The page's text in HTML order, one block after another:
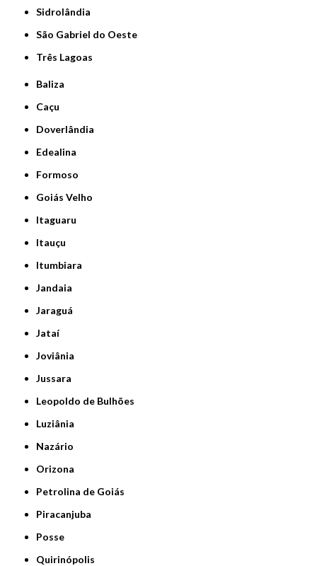
Sidrolândia
São Gabriel do Oeste
Três Lagoas
Baliza
Caçu
Doverlândia
Edealina
Formoso
Goiás Velho
Itaguaru
Itauçu
Itumbiara
Jandaia
Jaraguá
Jataí
Joviânia
Jussara
Leopoldo de Bulhões
Luziânia
Nazário
Orizona
Petrolina de Goiás
Piracanjuba
Posse
Quirinópolis